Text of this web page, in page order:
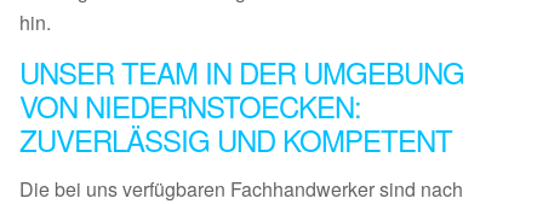
hin.
UNSER TEAM IN DER UMGEBUNG
VON NIEDERNSTOECKEN:
ZUVERLÄSSIG UND KOMPETENT
Die bei uns verfügbaren Fachhandwerker sind nach